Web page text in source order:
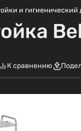
и гигиенический
К сравнению